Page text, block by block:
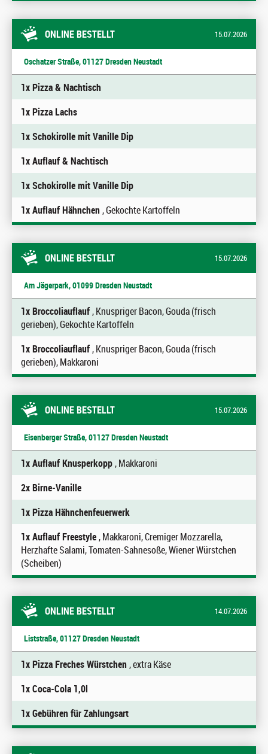
ONLINE BESTELLT 15.07.2026
Oschatzer Straße, 01127 Dresden Neustadt
1x Pizza & Nachtisch
1x Pizza Lachs
1x Schokirolle mit Vanille Dip
1x Auflauf & Nachtisch
1x Schokirolle mit Vanille Dip
1x Auflauf Hähnchen, Gekochte Kartoffeln
ONLINE BESTELLT 15.07.2026
Am Jägerpark, 01099 Dresden Neustadt
1x Broccoliauflauf, Knuspriger Bacon, Gouda (frisch
gerieben), Gekochte Kartoffeln
1x Broccoliauflauf, Knuspriger Bacon, Gouda (frisch
gerieben), Makkaroni
ONLINE BESTELLT 15.07.2026
Eisenberger Straße, 01127 Dresden Neustadt
1x Auflauf Knusperkopp, Makkaroni
2x Birne-Vanille
1x Pizza Hähnchenfeuerwerk
1x Auflauf Freestyle, Makkaroni, Cremiger Mozzarella,
Herzhafte Salami, Tomaten-Sahnesoße, Wiener Würstchen
(Scheiben)
ONLINE BESTELLT 14.07.2026
Liststraße, 01127 Dresden Neustadt
1x Pizza Freches Würstchen, extra Käse
1x Coca-Cola 1,0l
1x Gebühren für Zahlungsart